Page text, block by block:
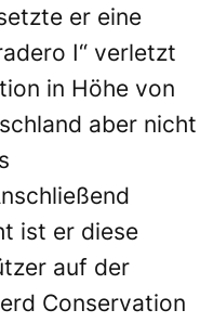
er eine
I“ verletzt
in Höhe von
aber nicht
ist er diese
auf der
Conservation